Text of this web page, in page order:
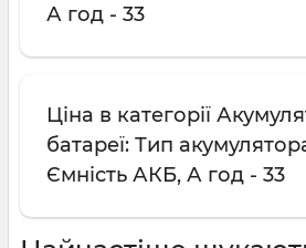
А год - 33
Ціна в категорії
батареї: Тип
Ємність АКБ, А год - 33